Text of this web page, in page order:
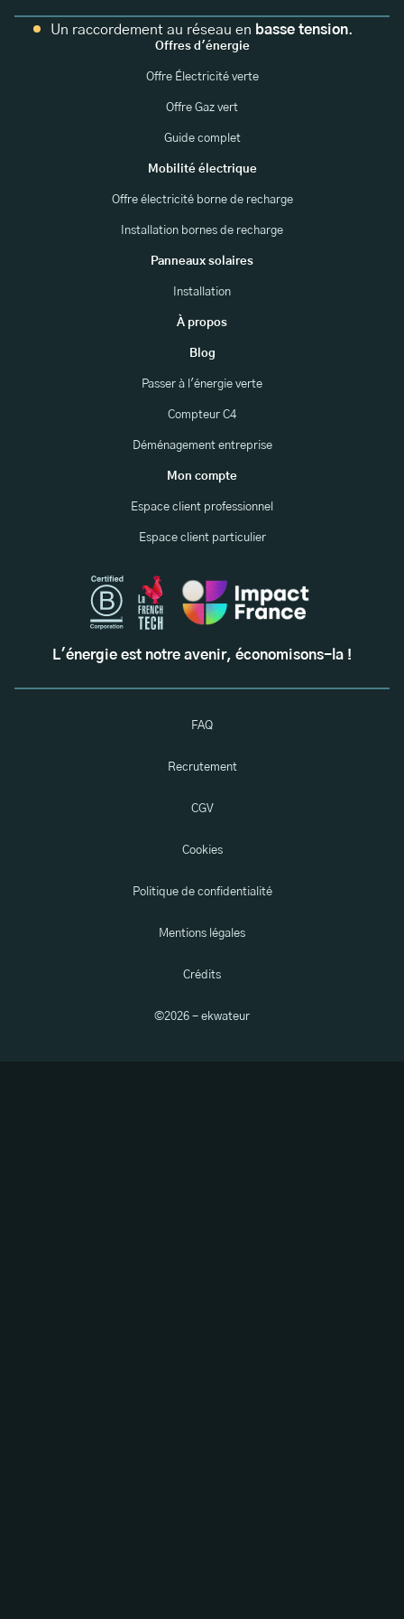
Un raccordement au réseau en basse tension.
Offres d'énergie
Offre Électricité verte
Offre Gaz vert
Guide complet
Mobilité électrique
Offre électricité borne de recharge
Installation bornes de recharge
Panneaux solaires
Installation
À propos
Blog
Passer à l'énergie verte
Compteur C4
Déménagement entreprise
Mon compte
Espace client professionnel
Espace client particulier
L'énergie est notre avenir, économisons-la !
FAQ
Recrutement
CGV
Cookies
Politique de confidentialité
Mentions légales
Crédits
©2026 - ekwateur